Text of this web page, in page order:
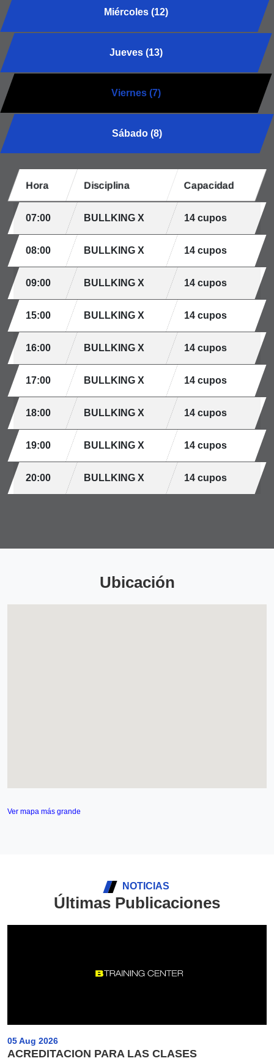
Miércoles (12)
Jueves (13)
Viernes (7)
Sábado (8)
Hora Disciplina Capacidad
07:00 BULLKING X 14 cupos
08:00 BULLKING X 14 cupos
09:00 BULLKING X 14 cupos
15:00 BULLKING X 14 cupos
16:00 BULLKING X 14 cupos
17:00 BULLKING X 14 cupos
18:00 BULLKING X 14 cupos
19:00 BULLKING X 14 cupos
20:00 BULLKING X 14 cupos
Ubicación
Ver mapa más grande
NOTICIAS
Últimas Publicaciones
05 Aug 2026
ACREDITACION PARA LAS CLASES